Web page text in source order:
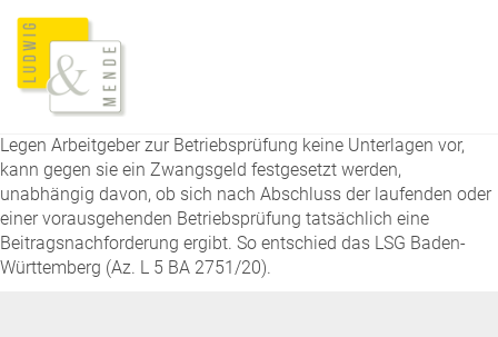
Legen Arbeitgeber zur Betriebsprüfung keine Unterlagen vor,
kann gegen sie ein Zwangsgeld festgesetzt werden,
unabhängig davon, ob sich nach Abschluss der laufenden oder
einer vorausgehenden Betriebsprüfung tatsächlich eine
Beitragsnachforderung ergibt. So entschied das LSG Baden-
Württemberg (Az. L 5 BA 2751/20).